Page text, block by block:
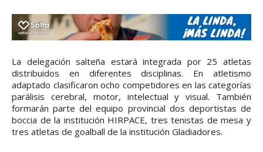
La delegación salteña estará integrada por 25 atletas
distribuidos en diferentes disciplinas. En atletismo
adaptado clasificaron ocho competidores en las categorías
parálisis cerebral, motor, intelectual y visual. También
formarán parte del equipo provincial dos deportistas de
boccia de la institución HIRPACE, tres tenistas de mesa y
tres atletas de goalball de la institución Gladiadores.